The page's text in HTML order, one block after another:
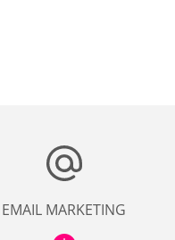
EMAIL MARKETING